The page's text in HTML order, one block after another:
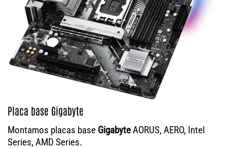
Placa base Gigabyte
Montamos placas base GigabyteAORUS, AERO, Intel
Series, AMD Series.